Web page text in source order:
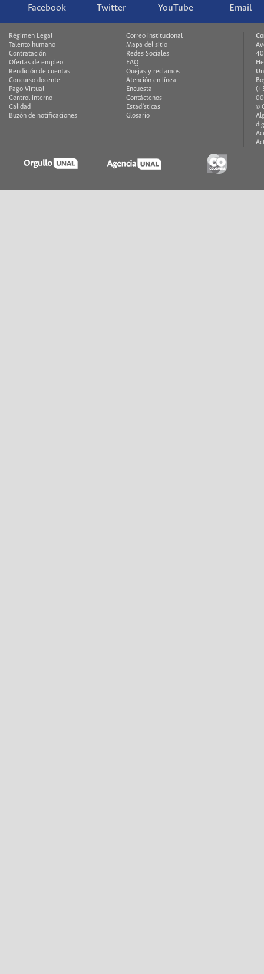
Facebook Twitter YouTube Email
Régimen Legal
Talento humano
Contratación
Ofertas de empleo
Rendición de cuentas
Concurso docente
Pago Virtual
Control interno
Calidad
Buzón de notificaciones
Correo institucional
Mapa del sitio
Redes Sociales
FAQ
Quejas y reclamos
Atención en línea
Encuesta
Contáctenos
Estadísticas
Glosario
©